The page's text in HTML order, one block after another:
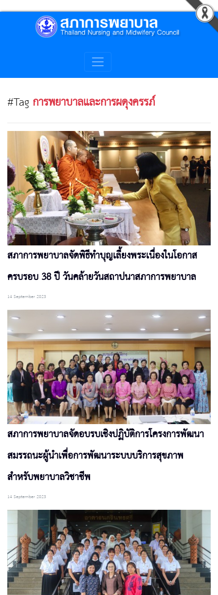
#Tag การพยาบาลและการผดุงครรภ์
สภาการพยาบาลจัดพิธีทำบุญเลี้ยงพระเนื่องในโอกาส
ครบรอบ 38 ปี วันคล้ายวันสถาปนาสภาการพยาบาล
14 September 2023
สภาการพยาบาลจัดอบรบเชิงปฏิบัติการโครงการพัฒนา
สมรรถนะผู้นำเพื่อการพัฒนาระบบบริการสุขภาพ
สำหรับพยาบาลวิชาชีพ
14 September 2023